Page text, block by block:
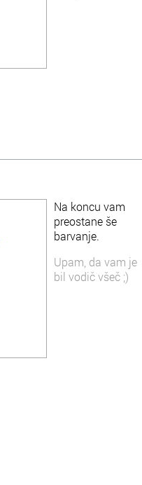
Na koncu vam
preostane še
barvanje.
Upam, da vam je
bil vodič všeč ;)